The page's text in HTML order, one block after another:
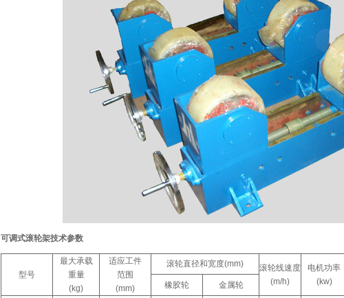
可调式滚轮架技术参数
型号
最大承载
重量
(kg)
适应工件
范围
(mm)
滚轮直径和宽度(mm)
滚轮线速度
(m/h)
电机功率
(kw)
橡胶轮
金属轮